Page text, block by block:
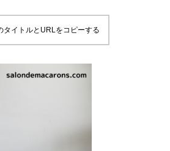
タイトルとURLをコピーする